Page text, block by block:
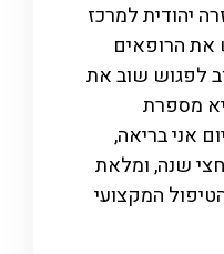
יהודית למרכז
את הרופאים
לפגוש שוב את
מספרת
אני בריאה,
שנה, ומלאת
המקצועי